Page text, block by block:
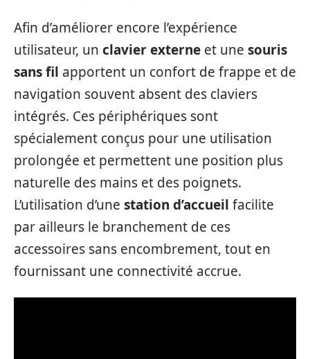
Afin d’améliorer encore l’expérience
utilisateur, un clavier externe et une souris
sans fil apportent un confort de frappe et de
navigation souvent absent des claviers
intégrés. Ces périphériques sont
spécialement conçus pour une utilisation
prolongée et permettent une position plus
naturelle des mains et des poignets.
L’utilisation d’une station d’accueil facilite
par ailleurs le branchement de ces
accessoires sans encombrement, tout en
fournissant une connectivité accrue.